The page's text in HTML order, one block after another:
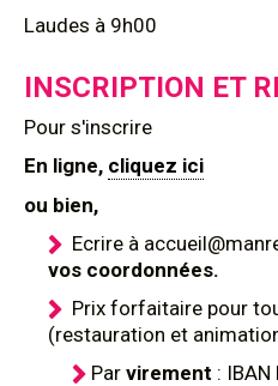
Laudes à 9h00
INSCRIPTION ET
Pour s'inscrire
En ligne, cliquez ici
ou bien,
Ecrire à
vos coordonnées.
Prix forfaitaire pour
(restauration et
Par virement : IBAN